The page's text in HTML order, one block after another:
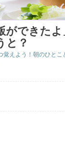
ができた
と？
覚えよう！朝のひとこ